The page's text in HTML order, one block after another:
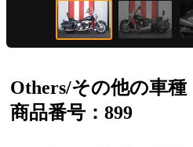
Others/その他の車種
商品番号：899